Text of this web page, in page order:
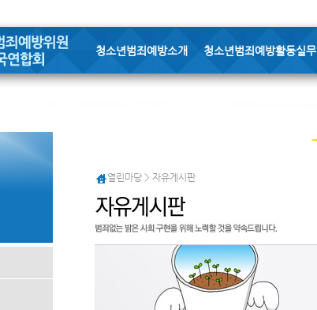
청소년범죄예방소개 청소년범죄예방활동실무
열린마당 > 자유게시판